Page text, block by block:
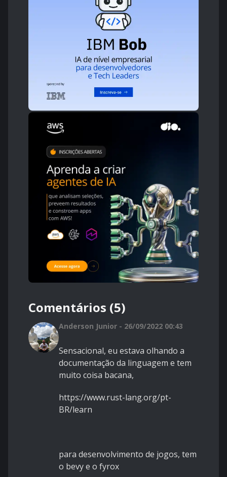
Comentários (5)
Anderson Junior - 26/09/2022 00:43
Sensacional, eu estava olhando a
documentação da linguagem e tem
muito coisa bacana,
https://www.rust-lang.org/pt-
BR/learn
para desenvolvimento de jogos, tem
o bevy e o fyrox